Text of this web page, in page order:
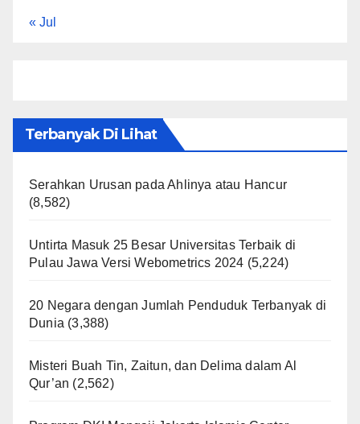
« Jul
Terbanyak Di Lihat
Serahkan Urusan pada Ahlinya atau Hancur
(8,582)
Untirta Masuk 25 Besar Universitas Terbaik di
Pulau Jawa Versi Webometrics 2024 (5,224)
20 Negara dengan Jumlah Penduduk Terbanyak di
Dunia (3,388)
Misteri Buah Tin, Zaitun, dan Delima dalam Al
Qur’an (2,562)